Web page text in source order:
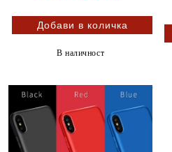
В наличност